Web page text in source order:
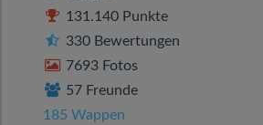
131.140 Punkte
330 Bewertungen
7693 Fotos
57 Freunde
185 Wappen